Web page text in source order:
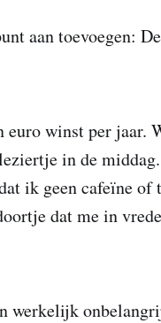
aan toevoegen:
winst per jaar.
in de
ik geen cafeïne of
dat me in
werkelijk